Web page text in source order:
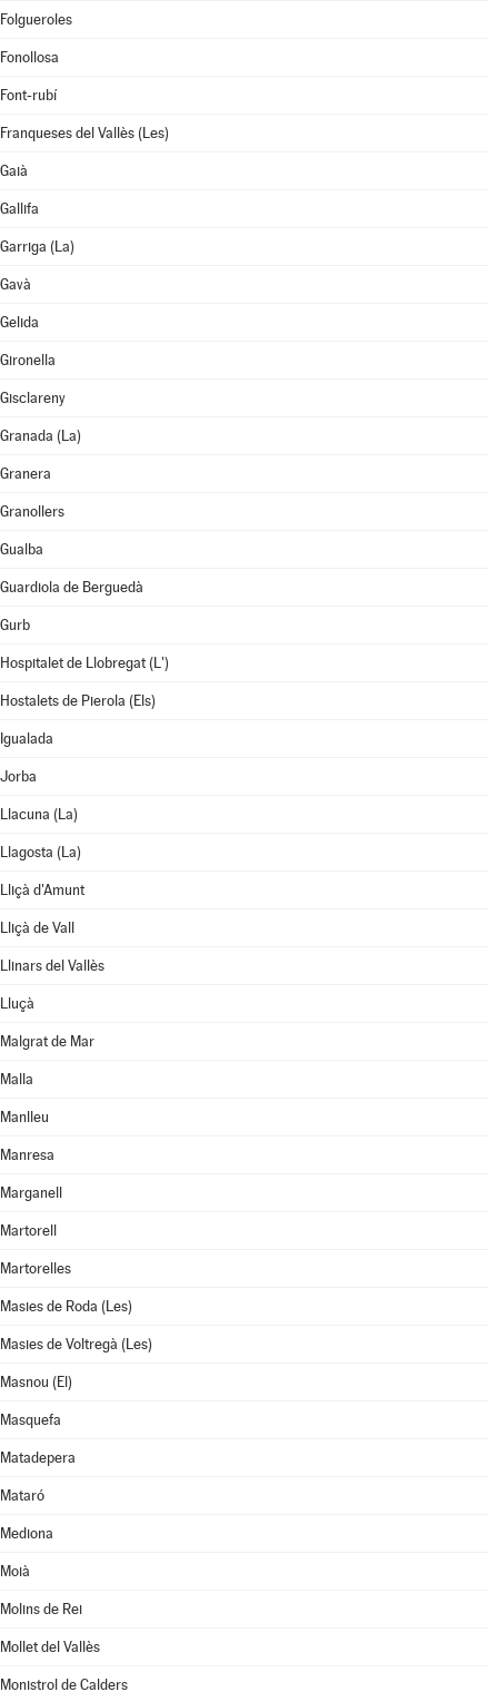
Folgueroles
Fonollosa
Font-rubí
Franqueses del Vallès (Les)
Gaià
Gallifa
Garriga (La)
Gavà
Gelida
Gironella
Gisclareny
Granada (La)
Granera
Granollers
Gualba
Guardiola de Berguedà
Gurb
Hospitalet de Llobregat (L')
Hostalets de Pierola (Els)
Igualada
Jorba
Llacuna (La)
Llagosta (La)
Lliçà d'Amunt
Lliçà de Vall
Llinars del Vallès
Lluçà
Malgrat de Mar
Malla
Manlleu
Manresa
Marganell
Martorell
Martorelles
Masies de Roda (Les)
Masies de Voltregà (Les)
Masnou (El)
Masquefa
Matadepera
Mataró
Mediona
Moià
Molins de Rei
Mollet del Vallès
Monistrol de Calders